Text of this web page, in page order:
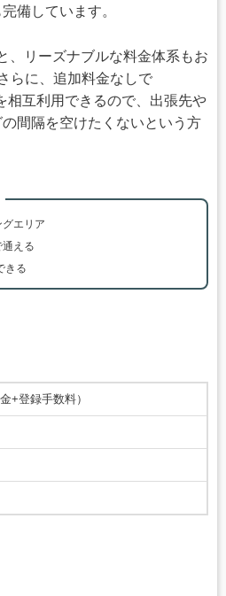
備しています。
、リーズナブルな料金体系もお
らに、追加料金なしで
相互利用できるので、出張先や
間隔を空けたくないという方
エリア
える
きる
+登録手数料）